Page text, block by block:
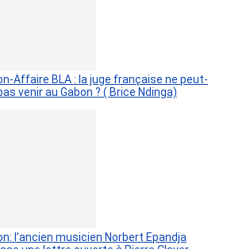
Affaire BLA : la juge française ne peut-
venir au Gabon ? ( Brice Ndinga)
l’ancien musicien Norbert Epandja